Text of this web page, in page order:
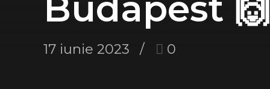
17 iunie 2023 0